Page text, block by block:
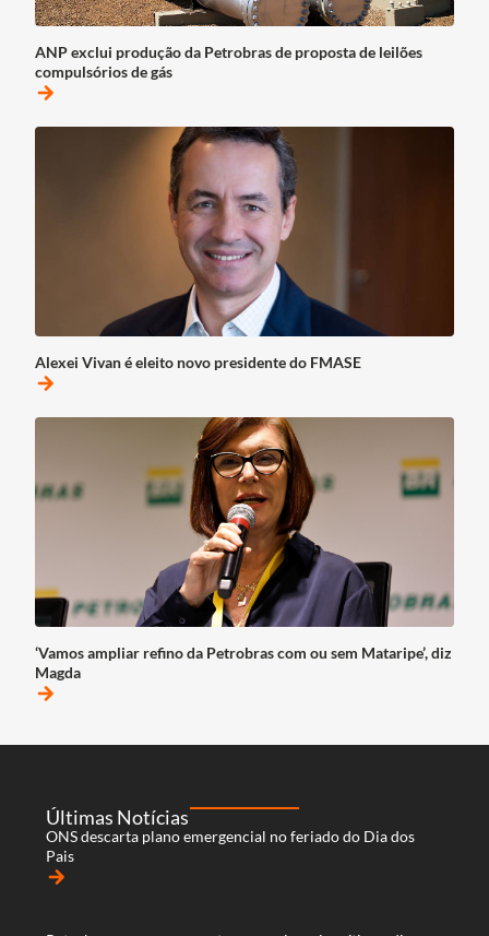
ANP exclui produção da Petrobras de proposta de leilões
compulsórios de gás
arrow_forward
Alexei Vivan é eleito novo presidente do FMASE
arrow_forward
‘Vamos ampliar refino da Petrobras com ou sem Mataripe’, diz
Magda
arrow_forward
Últimas Notícias
ONS descarta plano emergencial no feriado do Dia dos
Pais
arrow_forward